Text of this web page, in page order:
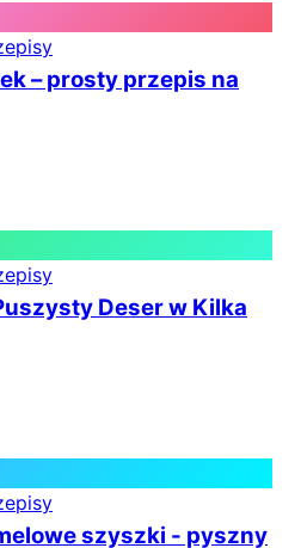
– prosty przepis na
Deser w Kilka
szyszki - pyszny